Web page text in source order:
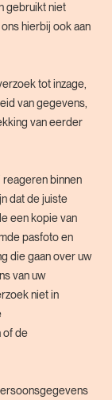
gebruikt niet
hierbij ook aan
tot inzage,
van gegevens,
van eerder
reageren binnen
dat de juiste
een kopie van
pasfoto en
die gaan over uw
van uw
niet in
of de